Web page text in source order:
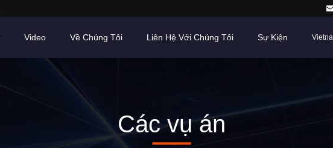
Video Về Chúng Tôi Liên Hệ Với Chúng Tôi Sự Kiện
Các vụ án